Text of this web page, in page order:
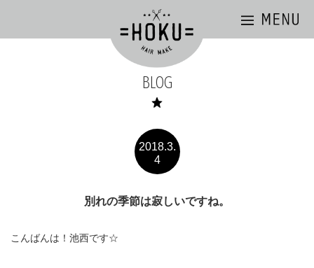
BLOG
2018.3.
4
別れの季節は寂しいですね。
こんばんは！池西です☆